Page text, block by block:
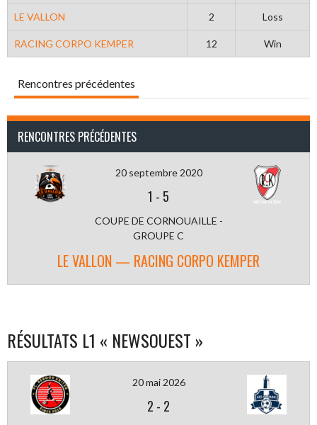
LE VALLON 2 Loss
RACING CORPO KEMPER 12 Win
Rencontres précédentes
RENCONTRES PRÉCÉDENTES
20 septembre 2020
1 - 5
COUPE DE CORNOUAILLE -
GROUPE C
LE VALLON — RACING CORPO KEMPER
RÉSULTATS L1 « NEWSOUEST »
20 mai 2026
2 - 2